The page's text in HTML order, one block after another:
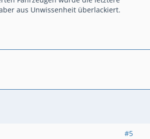
aus Unwissenheit überlackiert.
#5